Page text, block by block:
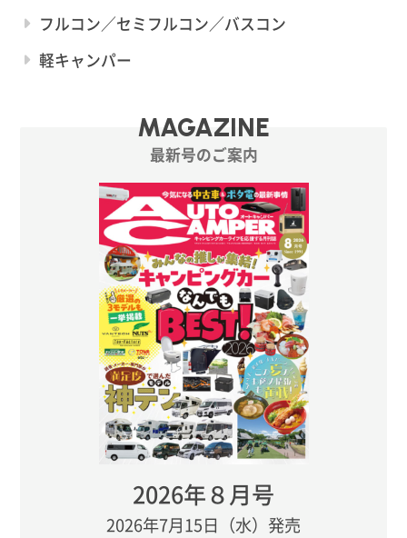
フルコン／セミフルコン／バスコン
軽キャンパー
MAGAZINE
最新号のご案内
2026年８月号
2026年7月15日（水）発売